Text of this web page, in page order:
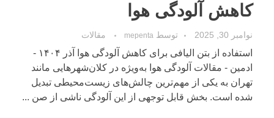
کاهش آلودگی هوا
نوامبر 30, 2025 توسط mepenta مقالات
استفاده از بتن الیافی برای کاهش آلودگی هوا آذر ۱۴۰۴ -
ادمین - مقالات آلودگی هوا به‌ویژه در کلان‌شهرهایی مانند
تهران به یکی از مهم‌ترین چالش‌های زیست‌محیطی تبدیل
شده است. بخش قابل توجهی از این آلودگی ناشی از صن ...